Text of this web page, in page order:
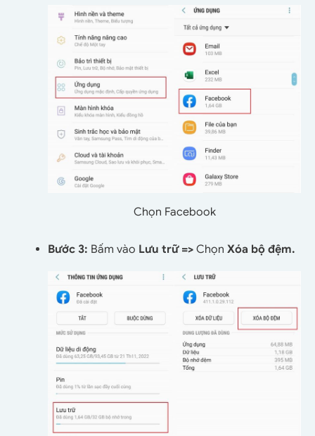
Chọn Facebook
Bước 3: Bấm vào Lưu trữ => Chọn Xóa bộ đệm.